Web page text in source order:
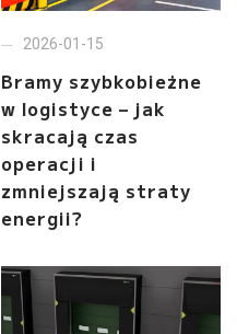
2026-01-15
Bramy szybkobieżne
w logistyce – jak
skracają czas
operacji i
zmniejszają straty
energii?